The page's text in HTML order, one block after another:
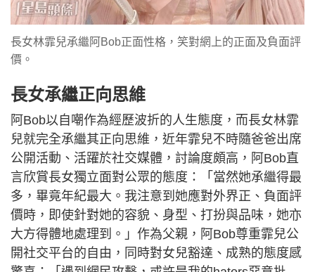
長女林霏兒承繼阿Bob正面性格，笑對網上的正面及負面評
價。
長女承繼正向思維
阿Bob以自嘲作為經歷波折的人生態度，而長女林霏
兒就完全承繼其正向思維，近年霏兒不時隨爸爸出席
公開活動、活躍於社交媒體，討論度頗高，阿Bob直
言欣賞長女獨立面對公眾的態度：「當然她承繼得最
多，畢竟年紀最大。我注意到她應對外界正、負面評
價時，即使針對她的容貌、身型、打扮與品味，她亦
大方得體地處理到。」作為父親，阿Bob尊重霏兒公
開社交平台的自由，同時對女兒豁達、成熟的態度感